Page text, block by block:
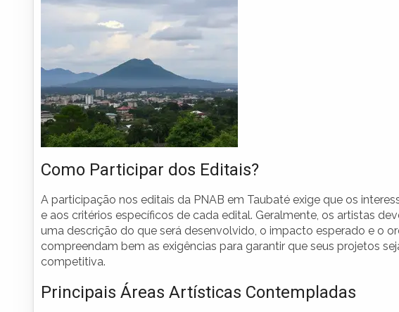
Como Participar dos Editais?
A participação nos editais da PNAB em Taubaté exige que os
e aos critérios específicos de cada edital. Geralmente, os artistas
uma descrição do que será desenvolvido, o impacto esperado e o
compreendam bem as exigências para garantir que seus projetos
competitiva.
Principais Áreas Artísticas Contempladas